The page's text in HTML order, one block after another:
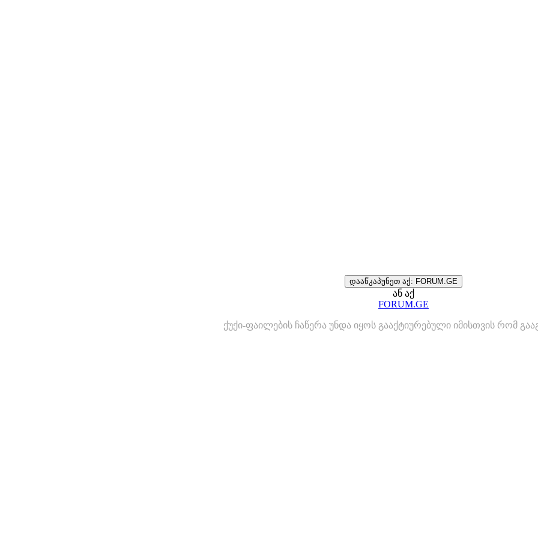
დააწკაპუნეთ აქ: FORUM.GE
ან აქ
FORUM.GE
ქუქი-ფაილების ჩაწერა უნდა იყოს გააქტიურებული იმისთვის რომ